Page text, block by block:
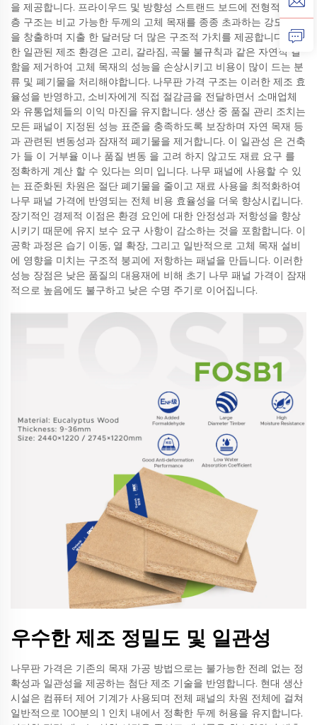
을 제공합니다. 프라이우드 및 방향성 스트랜드 보드에 전형적인 다
층 구조는 비교 가능한 두께의 고체 목재를 종종 초과하는 강도 특성
을 창출하며 지출 한 달러당 더 많은 구조적 가치를 제공합니다. 또
한 일관된 제조 환경은 고리, 갈라짐, 곡물 불규칙과 같은 자연적 결
함을 제거하여 고체 목재의 성능을 손상시키고 비용이 많이 드는 분
류 및 폐기물을 처리해야합니다. 나무판 가격 구조는 이러한 제조 효
율성을 반영하고, 소비자에게 직접 절감금을 전달하면서 소매업체
와 유통업체들의 이익 마진을 유지합니다. 생산 중 품질 관리 조치는
모든 패널이 지정된 성능 표준을 충족하도록 보장하며 자연 목재 등
과 관련된 변동성과 잠재적 폐기물을 제거합니다. 이 일관성 은 건축
가 들 이 거부율 이나 품질 변동 을 고려 하지 않고도 재료 요구 를
정확하게 계산 할 수 있다는 의미 입니다. 나무 패널에 사용할 수 있
는 표준화된 차원은 절단 폐기물을 줄이고 재료 사용을 최적화하여
나무 패널 가격에 반영되는 전체 비용 효율성을 더욱 향상시킵니다.
장기적인 경제적 이점은 환경 요인에 대한 안정성과 저항성을 향상
시키기 때문에 유지 보수 요구 사항이 감소하는 것을 포함합니다. 이
공학 과정은 습기 이동, 열 확장, 그리고 일반적으로 고체 목재 설비
에 영향을 미치는 구조적 붕괴에 저항하는 패널을 만듭니다. 이러한
성능 장점은 낮은 품질의 대용재에 비해 초기 나무 패널 가격이 잠재
적으로 높음에도 불구하고 낮은 수명 주기로 이어집니다.
우수한 제조 정밀도 및 일관성
나무판 가격은 기존의 목재 가공 방법으로는 불가능한 전례 없는 정
확성과 일관성을 제공하는 첨단 제조 기술을 반영합니다. 현대 생산
시설은 컴퓨터 제어 기계가 사용되며 전체 패널의 차원 전체에 걸쳐
일반적으로 100분의 1 인치 내에서 정확한 두께 허용을 유지합니다.